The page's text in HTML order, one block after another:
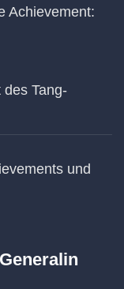
Achievement:
Tang-
und